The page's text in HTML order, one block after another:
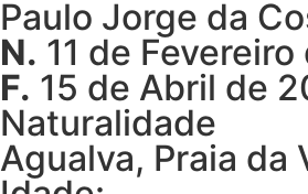
Paulo Jorge da
N. 11 de
F. 15 de Abril de
Naturalidade
Agualva, Praia da